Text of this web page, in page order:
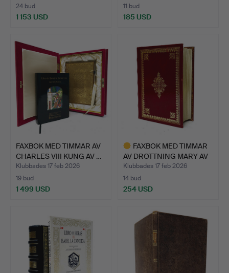
24 bud
1 153 USD
föremål
11 bud
185 USD
FAXBOK MED TIMMAR AV
CHARLES VIII KUNG AV …
Klubbades 17 feb 2026
19 bud
1 499 USD
FAXBOK MED TIMMAR
AV DROTTNING MARY AV
NAV…
Klubbades 17 feb 2026
14 bud
254 USD